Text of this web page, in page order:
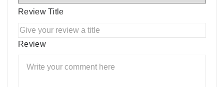
Review Title
Review